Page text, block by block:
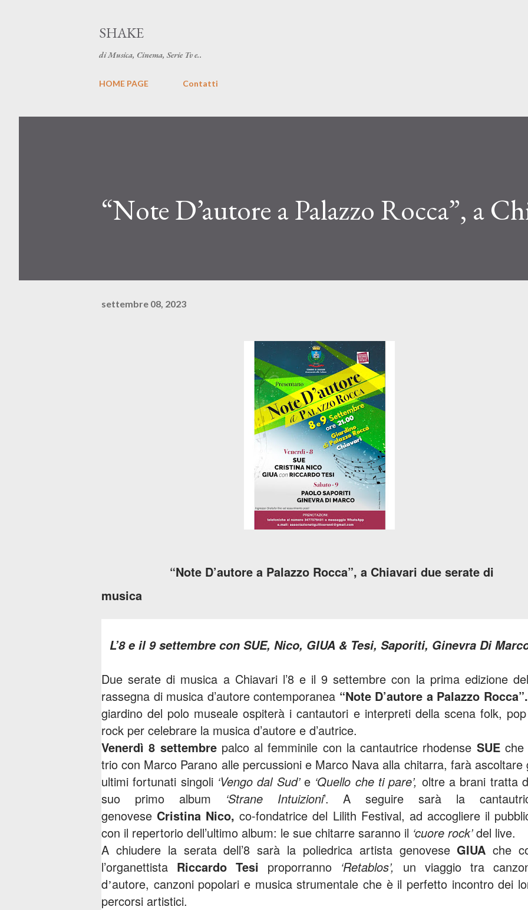
SHAKE
di Musica, Cinema, Serie Tv e..
HOME PAGE Contatti
“Note D’autore a Palazzo Rocca”, a
settembre 08, 2023
“Note D’autore a Palazzo Rocca”, a Chiavari due serate di
musica
L’8 e il 9 settembre con SUE, Nico, GIUA & Tesi, Saporiti, Ginevra Di
Due serate di musica a Chiavari l’8 e il 9 settembre con la prima edizione
rassegna di musica d’autore contemporanea “Note D’autore a Palazzo Rocca”.
giardino del polo museale ospiterà i cantautori e interpreti della scena folk,
rock per celebrare la musica d’autore e d’autrice.
Venerdì 8 settembre palco al femminile con la cantautrice rhodense SUE che
trio con Marco Parano alle percussioni e Marco Nava alla chitarra, farà ascoltare
ultimi fortunati singoli ‘Vengo dal Sud’ e ‘Quello che ti pare’, oltre a brani tratta
suo primo album ‘Strane Intuizioni’. A seguire sarà la
genovese Cristina Nico, co-fondatrice del Lilith Festival, ad accogliere il
con il repertorio dell’ultimo album: le sue chitarre saranno il ‘cuore rock’del live.
A chiudere la serata dell’8 sarà la poliedrica artista genoveseGIUAche
l’organettista Riccardo Tesi proporranno ‘Retablos’, un viaggio tra
d’autore, canzoni popolari e musica strumentale che è il perfetto incontro dei
percorsi artistici.